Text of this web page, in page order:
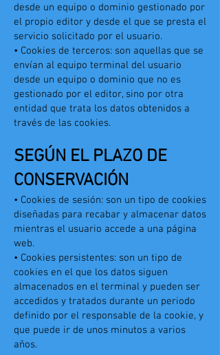
desde un equipo o dominio gestionado por
el propio editor y desde el que se presta el
servicio solicitado por el usuario.
• Cookies de terceros: son aquellas que se
envían al equipo terminal del usuario
desde un equipo o dominio que no es
gestionado por el editor, sino por otra
entidad que trata los datos obtenidos a
través de las cookies.
SEGÚN EL PLAZO DE
CONSERVACIÓN
• Cookies de sesión: son un tipo de cookies
diseñadas para recabar y almacenar datos
mientras el usuario accede a una página
web.
• Cookies persistentes: son un tipo de
cookies en el que los datos siguen
almacenados en el terminal y pueden ser
accedidos y tratados durante un periodo
definido por el responsable de la cookie, y
que puede ir de unos minutos a varios
años.